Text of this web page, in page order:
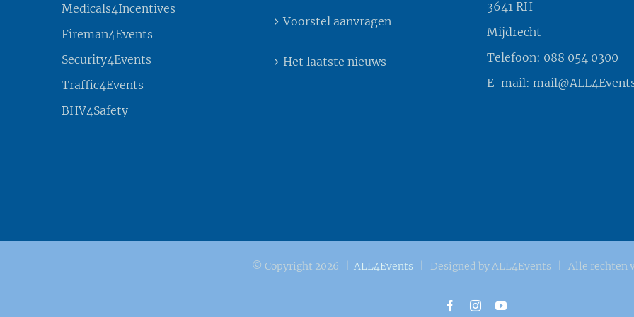
Medicals4Incentives
Fireman4Events
Security4Events
Traffic4Events
BHV4Safety
Voorstel aanvragen
Het laatste nieuws
3641 RH
Mijdrecht
Telefoon: 088 054 0300
E-mail:
© Copyright 2026 | ALL4Events | Designed by ALL4Events | Alle rechten
FacebookInstagramYouTube